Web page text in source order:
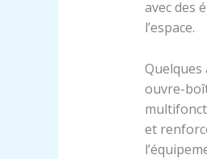
avec des
l’espace.
Quelques
ouvre-
et